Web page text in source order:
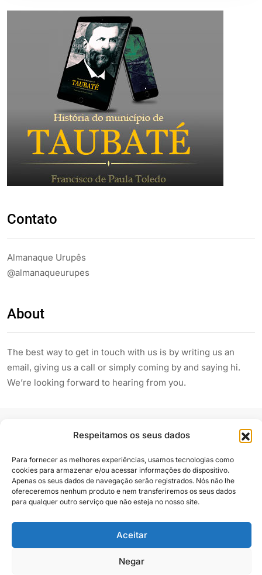
Respeitamos os seus dados
Para fornecer as melhores experiências, usamos tecnologias como
cookies para armazenar e/ou acessar informações do dispositivo.
Apenas os seus dados de navegação serão registrados. Nós não lhe
ofereceremos nenhum produto e nem transferiremos os seus dados
para qualquer outro serviço que não esteja no nosso site.
Aceitar
Negar
Contato
Almanaque Urupês
@almanaqueurupes
About
The best way to get in touch with us is by writing us an
email, giving us a call or simply coming by and saying hi.
We’re looking forward to hearing from you.
Siga e compartilhe
Almanaque Urupês